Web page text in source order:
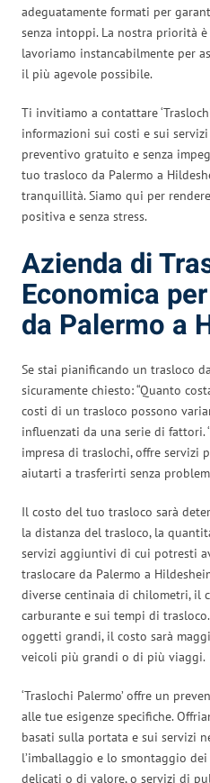
adeguatamente formati per
senza intoppi. La nostra priorità
lavoriamo instancabilmente per
il più agevole possibile.
Ti invitiamo a contattare
informazioni sui costi e sui
preventivo gratuito e senza
tuo trasloco da Palermo a
tranquillità. Siamo qui per
positiva e senza stress.
Azienda di
Economica
da Palermo a
Se stai pianificando un trasloco
sicuramente chiesto: “Quanto
costi di un trasloco possono
influenzati da una serie di fattori.
impresa di traslochi, offre servizi
aiutarti a trasferirti senza
Il costo del tuo trasloco sarà
la distanza del trasloco, la
servizi aggiuntivi di cui potresti
traslocare da Palermo a
diverse centinaia di chilometri, il
carburante e sui tempi di
oggetti grandi, il costo sarà
veicoli più grandi o di più viaggi.
‘Traslochi Palermo’ offre un
alle tue esigenze specifiche.
basati sulla portata e sui servizi
l’imballaggio e lo smontaggio
delicati o di valore, o servizi di